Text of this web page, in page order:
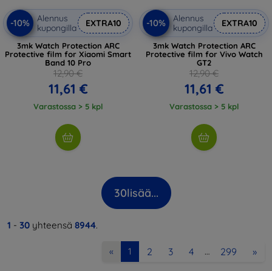
-10%
Alennus
kupongilla
EXTRA10
3mk Watch Protection ARC
Protective film for Xiaomi Smart
Band 10 Pro
12,90 €
11,61 €
Varastossa > 5 kpl
-10%
Alennus
kupongilla
EXTRA10
3mk Watch Protection ARC
Protective film for Vivo Watch
GT2
12,90 €
11,61 €
Varastossa > 5 kpl
30lisää...
1 - 30 yhteensä 8944.
« 1 2 3 4 … 299 »